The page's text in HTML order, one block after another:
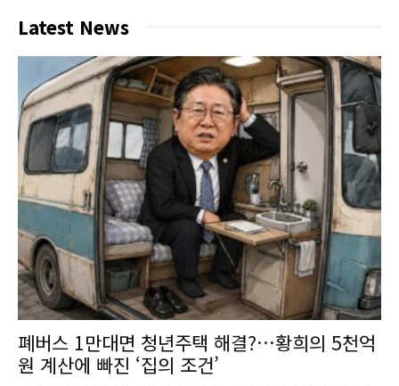
Latest News
폐버스 1만대면 청년주택 해결?…황희의 5천억
원 계산에 빠진 ‘집의 조건’